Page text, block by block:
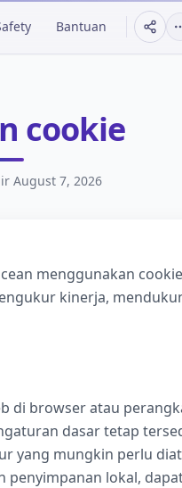
Bantuan
cookie
August 7, 2026
menggunakan
kinerja,
di browser atau
dasar tetap
yang mungkin perlu
penyimpanan lokal,